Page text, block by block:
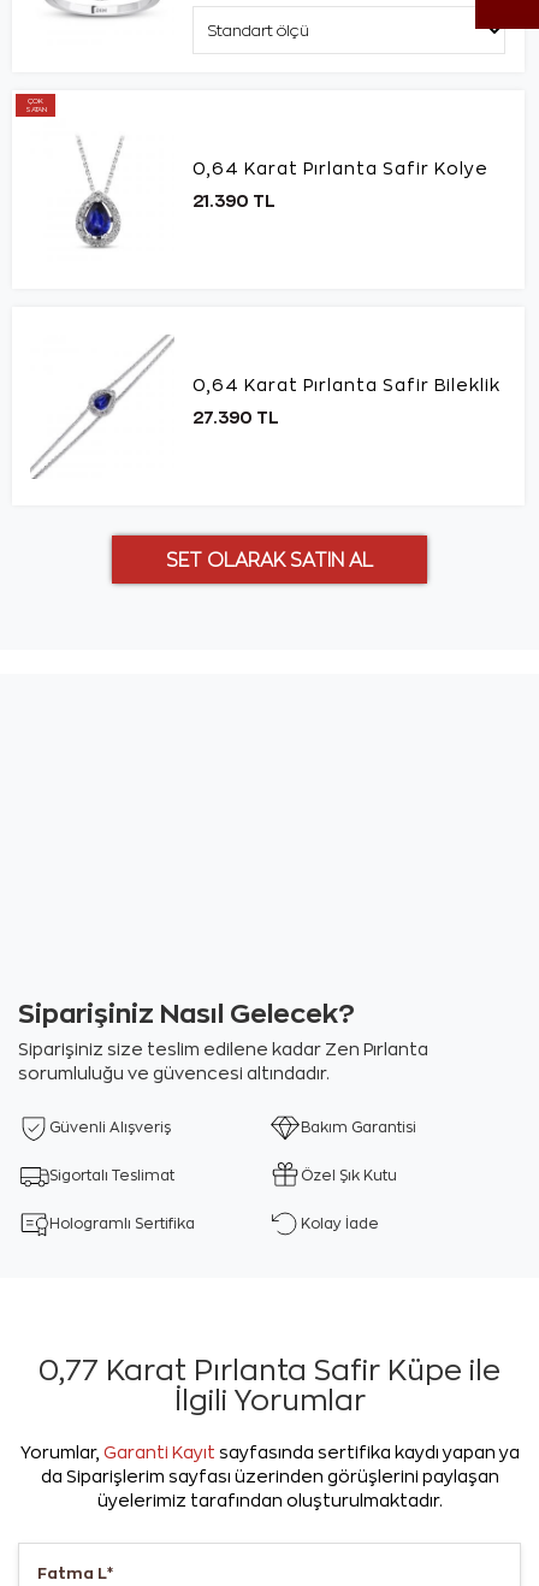
ÇOK
SATAN
0,64 Karat Pırlanta Safir Kolye
21.390 TL
0,64 Karat Pırlanta Safir Bileklik
27.390 TL
Siparişiniz Nasıl Gelecek?
Siparişiniz size teslim edilene kadar Zen Pırlanta
sorumluluğu ve güvencesi altındadır.
Güvenli Alışveriş Bakım Garantisi
Sigortalı Teslimat Özel Şık Kutu
Hologramlı Sertifika Kolay İade
0,77 Karat Pırlanta Safir Küpe ile
İlgili Yorumlar
Yorumlar, Garanti Kayıt sayfasında sertifika kaydı yapan ya
da Siparişlerim sayfası üzerinden görüşlerini paylaşan
üyelerimiz tarafından oluşturulmaktadır.
Fatma L*